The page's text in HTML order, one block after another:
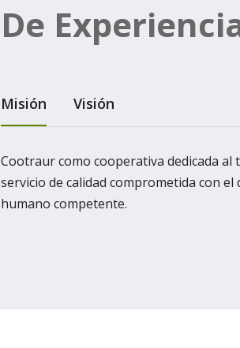
De
Misión Visión
Cootraur como cooperativa dedicada
servicio de calidad comprometida con
humano competente.